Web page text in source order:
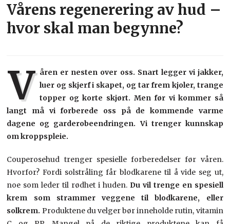
Vårens regenerering av hud –
hvor skal man begynne?
V åren er nesten over oss. Snart legger vi jakker,
luer og skjerf i skapet, og tar frem kjoler, trange
topper og korte skjørt. Men før vi kommer så
langt må vi forberede oss på de kommende varme
dagene og garderobeendringen. Vi trenger kunnskap
om kroppspleie.
Couperosehud trenger spesielle forberedelser før våren.
Hvorfor? Fordi solstråling får blodkarene til å vide seg ut,
noe som leder til rødhet i huden.Du vil trenge en spesiell
krem som strammer veggene til blodkarene, eller
solkrem. Produktene du velger bør inneholde rutin, vitamin